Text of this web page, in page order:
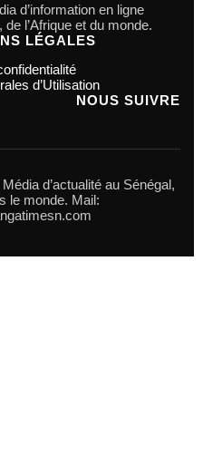
d’information en ligne
l’Afrique et du monde.
LÉGALES
d’Utilisation
NOUS SUIVRE
d’actualité au Sénégal,
le monde. Mail: